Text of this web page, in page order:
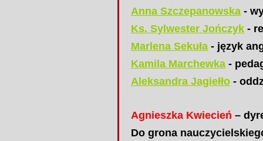
Anna Szczepanowska -
Ks. Sylwester Jończyk -
Marlena Sekuła - język
Kamila Marchewka -
Aleksandra Jagiełło -
Agnieszka Kwiecień –
Do grona